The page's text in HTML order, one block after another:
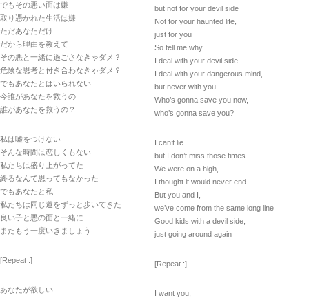
でもその悪い面は嫌
取り憑かれた生活は嫌
ただあなただけ
だから理由を教えて
その悪と一緒に過ごさなきゃダメ？
危険な思考と付き合わなきゃダメ？
でもあなたとはいられない
今誰があなたを救うの
誰があなたを救うの？
私は嘘をつけない
そんな時間は恋しくもない
私たちは盛り上がってた
終るなんて思ってもなかった
でもあなたと私
私たちは同じ道をずっと歩いてきた
良い子と悪の面と一緒に
またもう一度いきましょう
[Repeat :]
あなたが欲しい
but not for your devil side
Not for your haunted life,
just for you
So tell me why
I deal with your devil side
I deal with your dangerous mind,
but never with you
Who’s gonna save you now,
who’s gonna save you?
I can’t lie
but I don’t miss those times
We were on a high,
I thought it would never end
But you and I,
we’ve come from the same long line
Good kids with a devil side,
just going around again
[Repeat :]
I want you,